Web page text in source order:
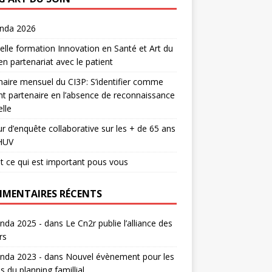
2026
formation Innovation en Santé et Art du
partenariat avec le patient
mensuel du CI3P: S’identifier comme
partenaire en l’absence de reconnaissance
d’enquête collaborative sur les + de 65 ans
ce qui est important pous vous
RÉCENTS
2025 - dans Le Cn2r publie l’alliance des
2023 - dans Nouvel évènement pour les
du planning famillial